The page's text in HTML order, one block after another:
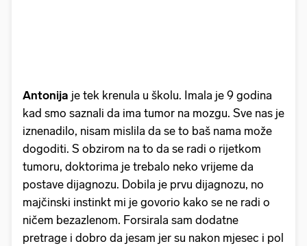
Antonija je tek krenula u školu. Imala je 9 godina
kad smo saznali da ima tumor na mozgu. Sve nas je
iznenadilo, nisam mislila da se to baš nama može
dogoditi. S obzirom na to da se radi o rijetkom
tumoru, doktorima je trebalo neko vrijeme da
postave dijagnozu. Dobila je prvu dijagnozu, no
majčinski instinkt mi je govorio kako se ne radi o
ničem bezazlenom. Forsirala sam dodatne
pretrage i dobro da jesam jer su nakon mjesec i pol